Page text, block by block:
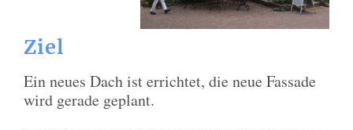
Ziel
Ein neues Dach ist errichtet, die neue Fassade
wird gerade geplant.